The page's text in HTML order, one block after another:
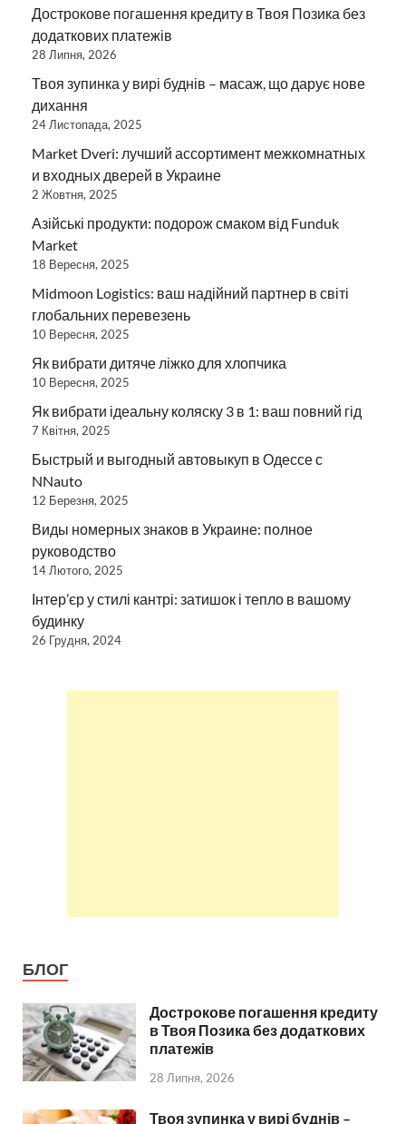
Дострокове погашення кредиту в Твоя Позика без
додаткових платежів
28 Липня, 2026
Твоя зупинка у вирі буднів – масаж, що дарує нове
дихання
24 Листопада, 2025
Market Dveri: лучший ассортимент межкомнатных
и входных дверей в Украине
2 Жовтня, 2025
Азійські продукти: подорож смаком від Funduk
Market
18 Вересня, 2025
Midmoon Logistics: ваш надійний партнер в світі
глобальних перевезень
10 Вересня, 2025
Як вибрати дитяче ліжко для хлопчика
10 Вересня, 2025
Як вибрати ідеальну коляску 3 в 1: ваш повний гід
7 Квітня, 2025
Быстрый и выгодный автовыкуп в Одессе с
NNauto
12 Березня, 2025
Виды номерных знаков в Украине: полное
руководство
14 Лютого, 2025
Інтер’єр у стилі кантрі: затишок і тепло в вашому
будинку
26 Грудня, 2024
БЛОГ
Дострокове погашення кредиту
в Твоя Позика без додаткових
платежів
28 Липня, 2026
Твоя зупинка у вирі буднів –